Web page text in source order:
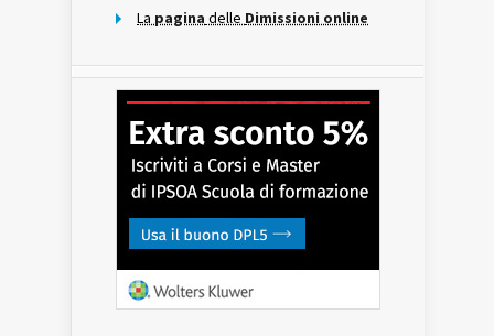
La pagina delle Dimissioni online